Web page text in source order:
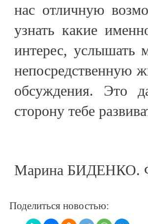
нас отличную
узнать какие
интерес, услышать
непосредственную
обсуждения. Это
сторону тебе
Марина БИДЕНКО.
Поделиться новостью: